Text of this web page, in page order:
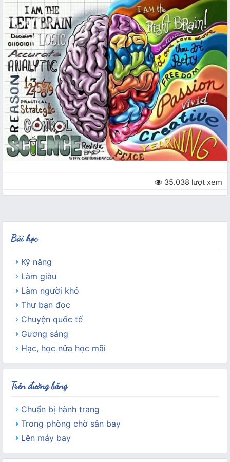
35.038 lượt xem
Bài học
Kỹ năng
Làm giàu
Làm người khó
Thư bạn đọc
Chuyện quốc tế
Gương sáng
Hạc, học nữa học mãi
Trên đường băng
Chuẩn bị hành trang
Trong phòng chờ sân bay
Lên máy bay